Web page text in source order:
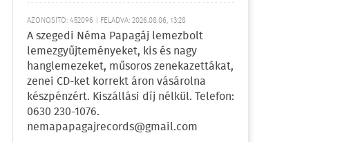
AZONOSÍTÓ: 452096 | FELADVA: 2026.08.06, 13:28
A szegedi Néma Papagáj lemezbolt
lemezgyűjteményeket, kis és nagy
hanglemezeket, műsoros zenekazettákat,
zenei CD-ket korrekt áron vásárolna
készpénzért. Kiszállási díj nélkül. Telefon:
0630 230-1076.
nemapapagajrecords@gmail.com